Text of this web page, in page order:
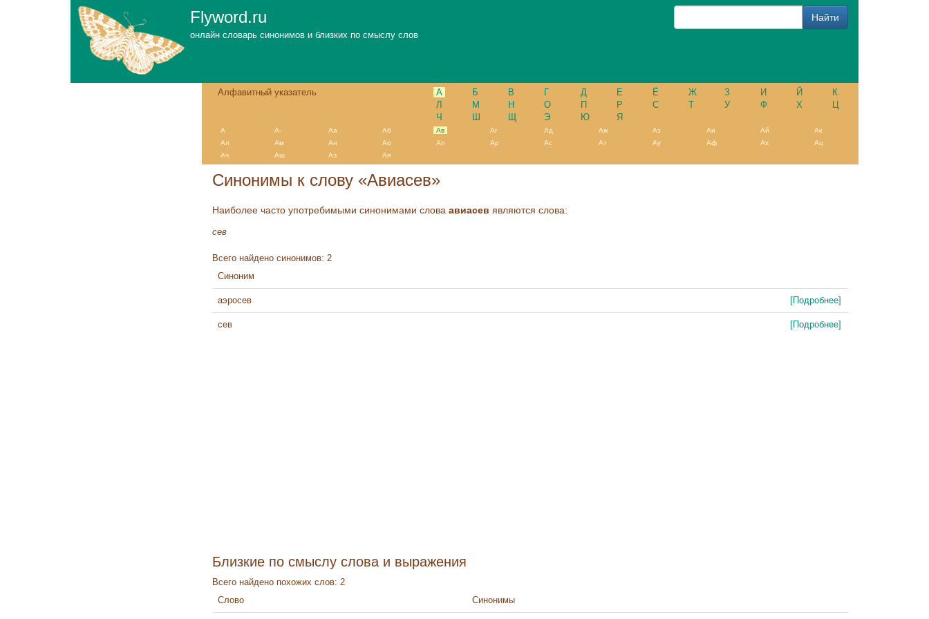
Flyword.ru
онлайн словарь синонимов и близких по смыслу слов
Алфавитный указатель А Б В Г Д Е Ё Ж З И Й
К
Л
М Н О П Р С Т У Ф Х
Ц
Ч
Ш Щ Э Ю Я
А А- Аа Аб Ав Аг Ад Аж Аз Аи Ай
Ак
Ал
Ам Ан Ао Ап Ар Ас Ат Ау Аф Ах
Ац
Ач
Аш Аэ Ая
Синонимы к слову «Авиасев»
Наиболее часто употребимыми синонимами слова авиасев являются слова:
сев
Всего найдено синонимов: 2
Синоним
аэросев [Подробнее]
сев [Подробнее]
Близкие по смыслу слова и выражения
Всего найдено похожих слов: 2
Слово
Синонимы